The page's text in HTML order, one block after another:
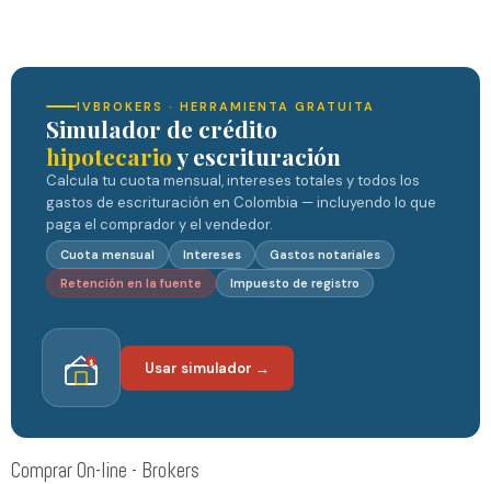
IVBROKERS · HERRAMIENTA GRATUITA
Simulador de crédito
hipotecarioy escrituración
Calcula tu cuota mensual, intereses totales y todos los
gastos de escrituración en Colombia — incluyendo lo que
paga el comprador y el vendedor.
Cuota mensual Intereses
Gastos notariales
Retención en la fuente
Impuesto de registro
$ Usar simulador →
Comprar On-line - Brokers